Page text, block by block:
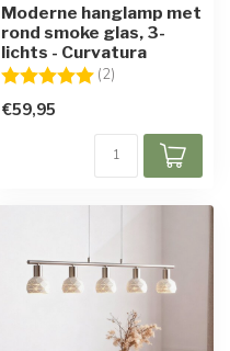
Moderne hanglamp met
rond smoke glas, 3-
lichts - Curvatura
Beoordeling: (2)
€59,95